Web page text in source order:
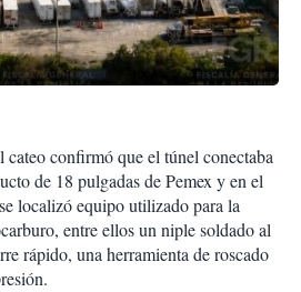
confirmó que el túnel conectaba
de 18 pulgadas de Pemex y en el
localizó equipo utilizado para la
entre ellos un niple soldado al
rápido, una herramienta de roscado